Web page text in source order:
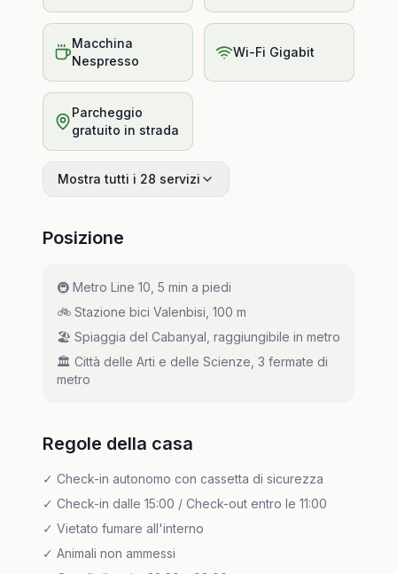
Macchina
Nespresso
Wi-Fi Gigabit
Parcheggio
gratuito in strada
Mostra tutti i 28 servizi
Posizione
🚇 Metro Line 10, 5 min a piedi
🚲 Stazione bici Valenbisi, 100 m
🏖️ Spiaggia del Cabanyal, raggiungibile in metro
🏛️ Città delle Arti e delle Scienze, 3 fermate di
metro
Regole della casa
✓ Check-in autonomo con cassetta di sicurezza
✓ Check-in dalle 15:00 / Check-out entro le 11:00
✓ Vietato fumare all'interno
✓ Animali non ammessi